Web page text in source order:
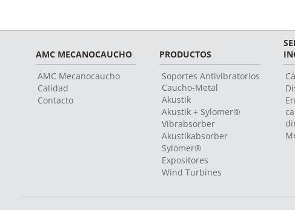
AMC MECANOCAUCHO
AMC Mecanocaucho
Calidad
Contacto
PRODUCTOS
Soportes Antivibratorios
Caucho-Metal
Akustik
Akustik + Sylomer®
Vibrabsorber
Akustikabsorber
Sylomer®
Expositores
Wind Turbines